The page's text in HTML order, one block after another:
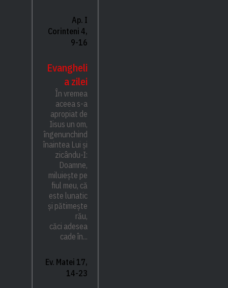
Ap. I
Corinteni 4,
9-16
Evangheli
a zilei
În vremea
aceea s-a
apropiat de
Iisus un om,
îngenunchind
înaintea Lui și
zicându-I:
Doamne,
miluiește pe
fiul meu, că
este lunatic
și pătimește
rău,
căci adesea
cade în...
Ev. Matei 17,
14-23